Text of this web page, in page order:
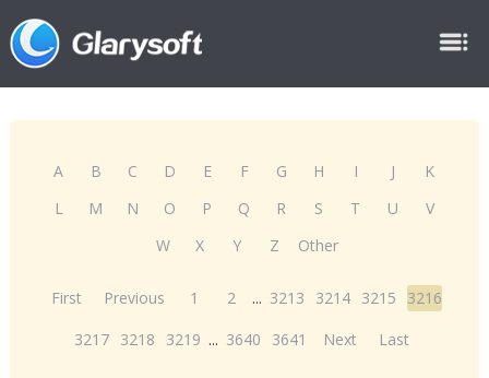
A B C D E F G H I J
K
L
M N O P Q R S T U
V
W
X Y Z Other
First Previous 1 2 ... 3213 3214 3215
3216
3217 3218 3219 ... 3640 3641 Next Last